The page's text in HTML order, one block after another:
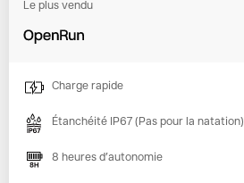
Le plus vendu
Charge rapide
Étanchéité IP67 (Pas pour la natation)
8 heures d’autonomie